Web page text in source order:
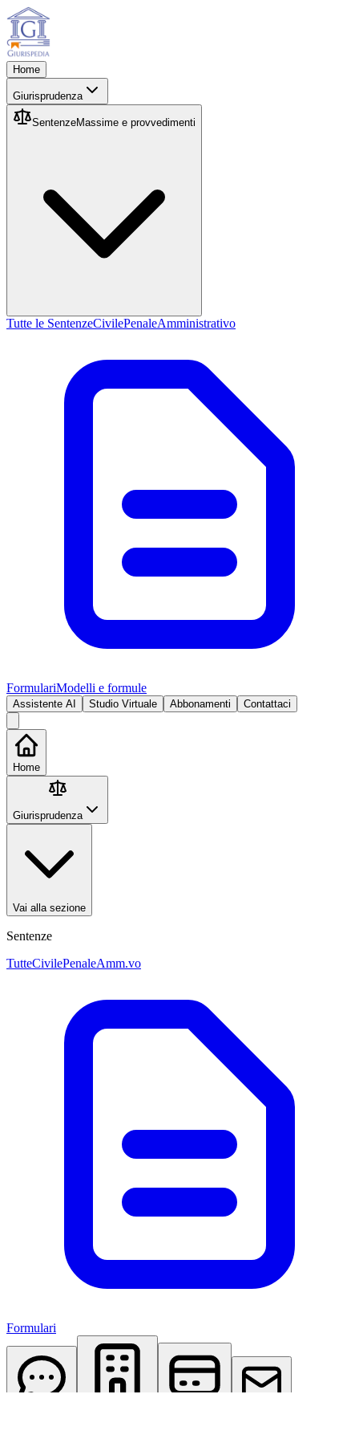
Home
Giurisprudenza
SentenzeMassime e provvedimenti
Tutte le SentenzeCivilePenaleAmministrativo
FormulariModelli e formule
Assistente AI Studio Virtuale Abbonamenti Contattaci
Home
Giurisprudenza
Vai alla sezione
Sentenze
TutteCivilePenaleAmm.vo
Formulari